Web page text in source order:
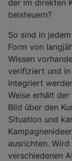
der im direkten
beisteuern?
So sind in
Form von
Wissen
verifiziert und in
integriert
Weise erhält
Bild über den
Situation und
ausrichten.
verschiedenen